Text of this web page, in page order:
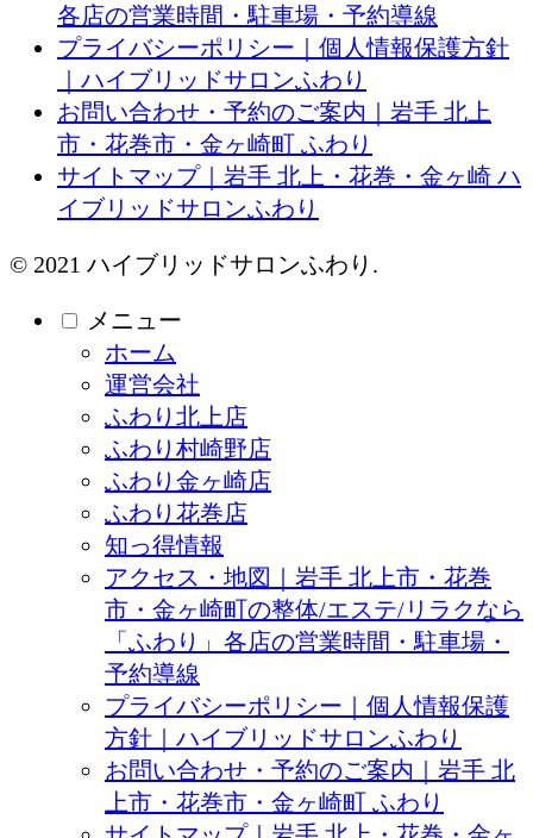
各店の営業時間・駐車場・予約導線
プライバシーポリシー｜個人情報保護方針
｜ハイブリッドサロンふわり
お問い合わせ・予約のご案内｜岩手 北上
市・花巻市・金ヶ崎町 ふわり
サイトマップ｜岩手 北上・花巻・金ヶ崎 ハ
イブリッドサロンふわり
© 2021 ハイブリッドサロンふわり.
メニュー
ホーム
運営会社
ふわり北上店
ふわり村崎野店
ふわり金ヶ崎店
ふわり花巻店
知っ得情報
アクセス・地図｜岩手 北上市・花巻
市・金ヶ崎町の整体/エステ/リラクなら
「ふわり」各店の営業時間・駐車場・
予約導線
プライバシーポリシー｜個人情報保護
方針｜ハイブリッドサロンふわり
お問い合わせ・予約のご案内｜岩手 北
上市・花巻市・金ヶ崎町 ふわり